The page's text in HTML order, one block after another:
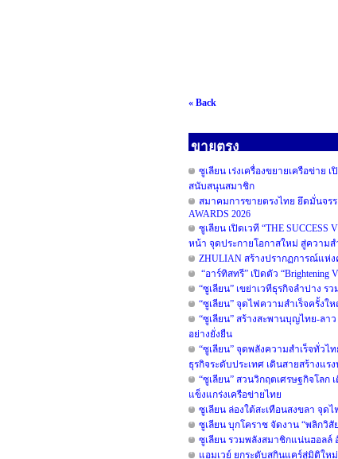
« Back
ขายตรง
ซูเลียน เร่งเครื่องขยายเครือข่าย
สนับสนุนสมาชิก
สมาคมการขายตรงไทย ยึดมั่นจร
AWARDS 2026
ซูเลียน เปิดเวที “THE
หน้า จุดประกายโอกาสใหม่ สู่ความส
ZHULIAN สร้างปรากฏการณ์แห่
“อาร์ทิสทรี” เปิดตัว “Brightening
“ซูเลียน” เขย่าเวทีธุรกิจลำปาง
“ซูเลียน” จุดไฟความสำเร็จครั้ง
“ซูเลียน” สร้างสะพานบุญไทย-ล
อย่างยั่งยืน
“ซูเลียน” จุดพลังความสำเร็จทั่วไ
ธุรกิจระดับประเทศ เดินสายสร้างแ
“ซูเลียน” สวนวิกฤตเศรษฐกิจโลก
แข็งแกร่งเครือข่ายไทย
ซูเลียน ล่องใต้สะเทือนสงขลา จุด
ซูเลียน บุกโคราช จัดงาน “พลิกวิ
ซูเลียน รวมพลังสมาชิกแน่นฮอลล์
แอมเวย์ ยกระดับสกินแคร์สู่มิติใหม่